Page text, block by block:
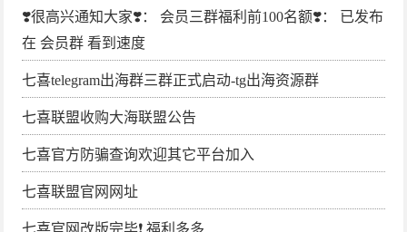
❣️很高兴通知大家❣️： 会员三群福利前100名额❣️： 已发布
在 会员群 看到速度
七喜telegram出海群三群正式启动-tg出海资源群
七喜联盟收购大海联盟公告
七喜官方防骗查询欢迎其它平台加入
七喜联盟官网网址
七喜官网改版完毕❗️ 福利多多